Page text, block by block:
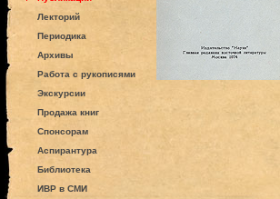
Лекторий
Периодика
Архивы
Работа с рукописями
Экскурсии
Продажа книг
Спонсорам
Аспирантура
Библиотека
ИВР в СМИ